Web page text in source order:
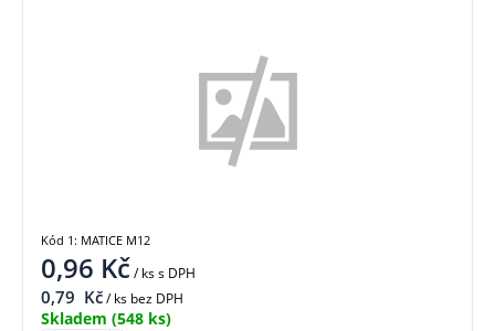
0,96 Kč/ kss DPH
0,79 Kč/ ks bez DPH
Skladem (548 ks)
Kód 1: MATICE M12